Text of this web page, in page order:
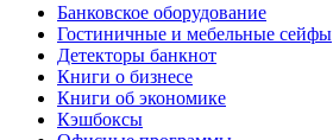
Банковское оборудование
Гостиничные и мебельные сейфы
Детекторы банкнот
Книги о бизнесе
Книги об экономике
Кэшбоксы